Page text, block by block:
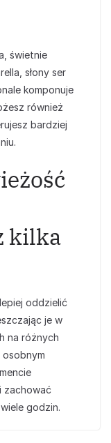
świetnie
słony ser
komponuje
również
bardziej
kilka
oddzielić
je w
na różnych
zachować
godzin.